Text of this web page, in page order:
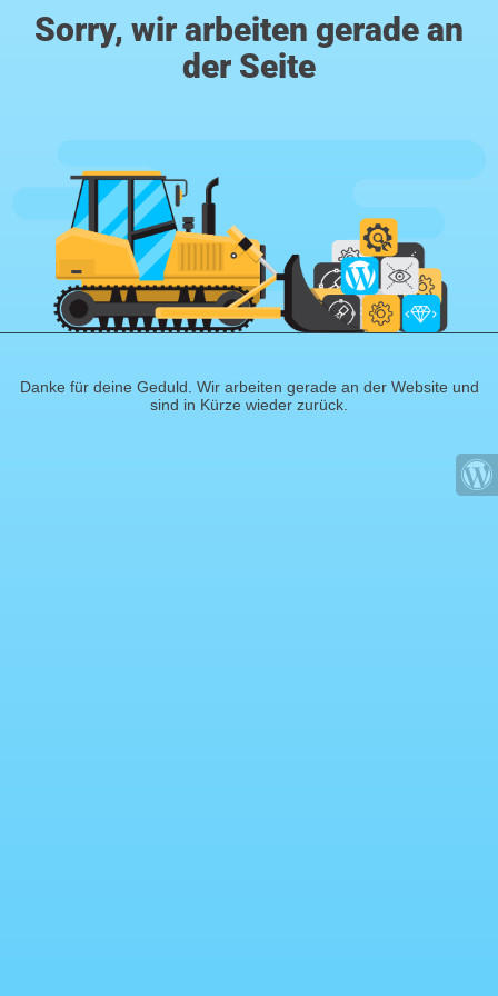
Sorry, wir arbeiten gerade an
der Seite
Danke für deine Geduld. Wir arbeiten gerade an der Website und
sind in Kürze wieder zurück.